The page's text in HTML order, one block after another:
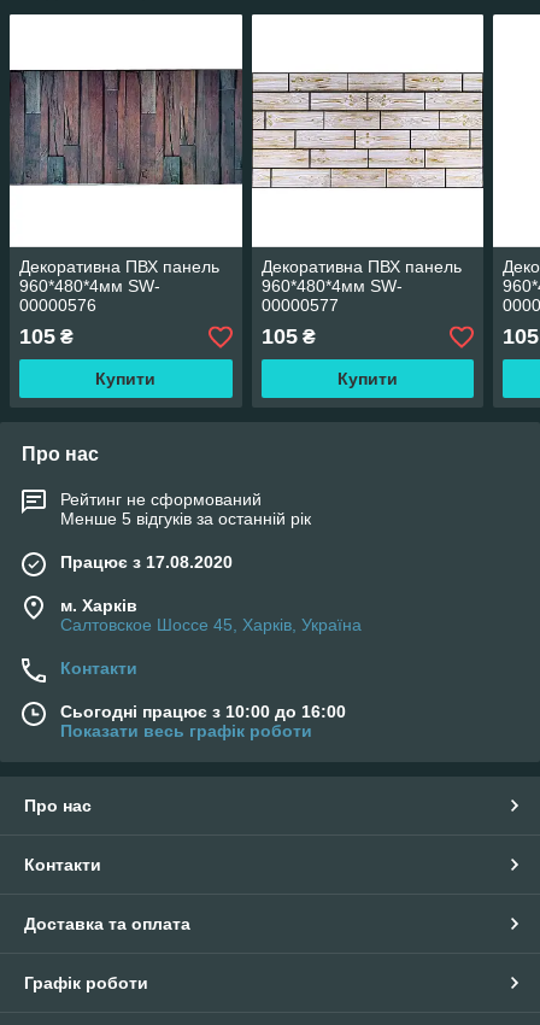
Декоративна ПВХ панель
960*480*4мм SW-
00000576
105 ₴
Купити
Декоративна ПВХ панель
960*480*4мм SW-
00000577
105₴
Купити
105
Про нас
Рейтинг не сформований
Менше 5 відгуків за останній рік
Працює з 17.08.2020
м. Харків
Салтовское Шоссе 45, Харків, Україна
Контакти
Сьогодні працює з 10:00 до 16:00
Показати весь графік роботи
Про нас
Контакти
Доставка та оплата
Графік роботи